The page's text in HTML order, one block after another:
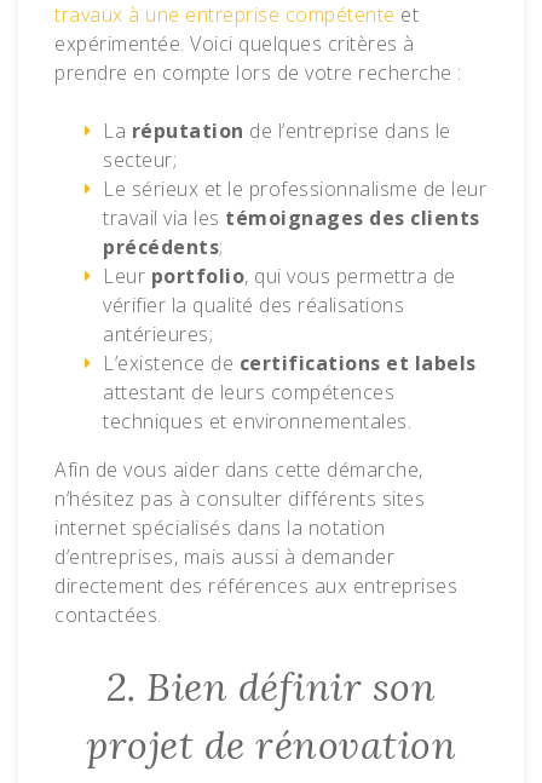
travaux à une entreprise compétente et
expérimentée. Voici quelques critères à
prendre en compte lors de votre recherche :
La réputation de l’entreprise dans le
secteur;
Le sérieux et le professionnalisme de leur
travail via les témoignages des clients
précédents;
Leur portfolio, qui vous permettra de
vérifier la qualité des réalisations
antérieures;
L’existence de certifications et labels
attestant de leurs compétences
techniques et environnementales.
Afin de vous aider dans cette démarche,
n’hésitez pas à consulter différents sites
internet spécialisés dans la notation
d’entreprises, mais aussi à demander
directement des références aux entreprises
contactées.
2. Bien définir son
projet de rénovation